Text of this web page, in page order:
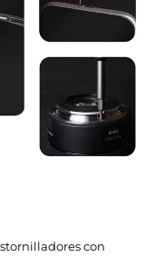
con